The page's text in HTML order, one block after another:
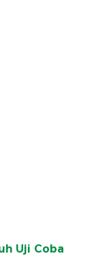
Uji Coba